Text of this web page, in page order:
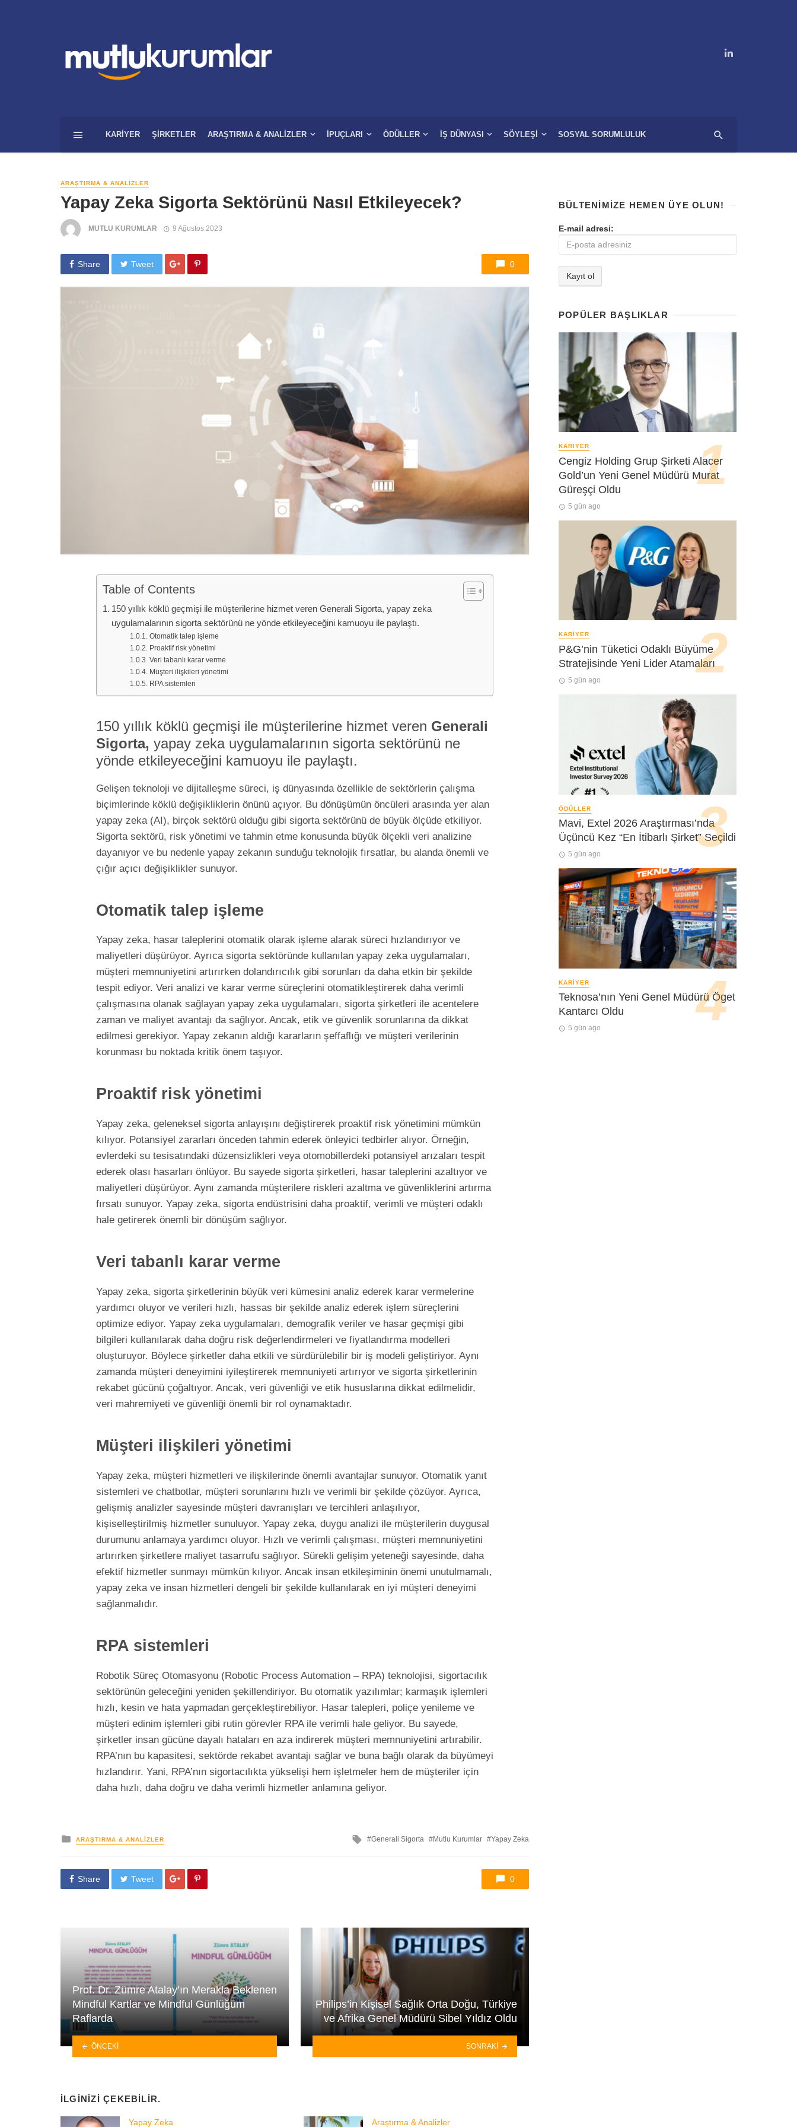
KARIYER ŞIRKETLER ARAŞTIRMA & ANALIZLER İPUÇLARI ÖDÜLLER İŞ DÜNYASI SÖYLEŞI SOSYAL SORUMLULUK
ARAŞTIRMA & ANALIZLER
Yapay Zeka Sigorta Sektörünü Nasıl Etkileyecek?
MUTLU KURUMLAR 9 Ağustos 2023
Share Tweet 0
Table of Contents
150 yıllık köklü geçmişi ile müşterilerine hizmet veren Generali Sigorta, yapay zeka
uygulamalarının sigorta sektörünü ne yönde etkileyeceğini kamuoyu ile paylaştı.
Otomatik talep işleme
Proaktif risk yönetimi
Veri tabanlı karar verme
Müşteri ilişkileri yönetimi
RPA sistemleri
150 yıllık köklü geçmişi ile müşterilerine hizmet veren Generali
Sigorta, yapay zeka uygulamalarının sigorta sektörünü ne
yönde etkileyeceğini kamuoyu ile paylaştı.
Gelişen teknoloji ve dijitalleşme süreci, iş dünyasında özellikle de sektörlerin çalışma
biçimlerinde köklü değişikliklerin önünü açıyor. Bu dönüşümün öncüleri arasında yer alan
yapay zeka (AI), birçok sektörü olduğu gibi sigorta sektörünü de büyük ölçüde etkiliyor.
Sigorta sektörü, risk yönetimi ve tahmin etme konusunda büyük ölçekli veri analizine
dayanıyor ve bu nedenle yapay zekanın sunduğu teknolojik fırsatlar, bu alanda önemli ve
çığır açıcı değişiklikler sunuyor.
Otomatik talep işleme
Yapay zeka, hasar taleplerini otomatik olarak işleme alarak süreci hızlandırıyor ve
maliyetleri düşürüyor. Ayrıca sigorta sektöründe kullanılan yapay zeka uygulamaları,
müşteri memnuniyetini artırırken dolandırıcılık gibi sorunları da daha etkin bir şekilde
tespit ediyor. Veri analizi ve karar verme süreçlerini otomatikleştirerek daha verimli
çalışmasına olanak sağlayan yapay zeka uygulamaları, sigorta şirketleri ile acentelere
zaman ve maliyet avantajı da sağlıyor. Ancak, etik ve güvenlik sorunlarına da dikkat
edilmesi gerekiyor. Yapay zekanın aldığı kararların şeffaflığı ve müşteri verilerinin
korunması bu noktada kritik önem taşıyor.
Proaktif risk yönetimi
Yapay zeka, geleneksel sigorta anlayışını değiştirerek proaktif risk yönetimini mümkün
kılıyor. Potansiyel zararları önceden tahmin ederek önleyici tedbirler alıyor. Örneğin,
evlerdeki su tesisatındaki düzensizlikleri veya otomobillerdeki potansiyel arızaları tespit
ederek olası hasarları önlüyor. Bu sayede sigorta şirketleri, hasar taleplerini azaltıyor ve
maliyetleri düşürüyor. Aynı zamanda müşterilere riskleri azaltma ve güvenliklerini artırma
fırsatı sunuyor. Yapay zeka, sigorta endüstrisini daha proaktif, verimli ve müşteri odaklı
hale getirerek önemli bir dönüşüm sağlıyor.
Veri tabanlı karar verme
Yapay zeka, sigorta şirketlerinin büyük veri kümesini analiz ederek karar vermelerine
yardımcı oluyor ve verileri hızlı, hassas bir şekilde analiz ederek işlem süreçlerini
optimize ediyor. Yapay zeka uygulamaları, demografik veriler ve hasar geçmişi gibi
bilgileri kullanılarak daha doğru risk değerlendirmeleri ve fiyatlandırma modelleri
oluşturuyor. Böylece şirketler daha etkili ve sürdürülebilir bir iş modeli geliştiriyor. Aynı
zamanda müşteri deneyimini iyileştirerek memnuniyeti artırıyor ve sigorta şirketlerinin
rekabet gücünü çoğaltıyor. Ancak, veri güvenliği ve etik hususlarına dikkat edilmelidir,
veri mahremiyeti ve güvenliği önemli bir rol oynamaktadır.
Müşteri ilişkileri yönetimi
Yapay zeka, müşteri hizmetleri ve ilişkilerinde önemli avantajlar sunuyor. Otomatik yanıt
sistemleri ve chatbotlar, müşteri sorunlarını hızlı ve verimli bir şekilde çözüyor. Ayrıca,
gelişmiş analizler sayesinde müşteri davranışları ve tercihleri anlaşılıyor,
kişiselleştirilmiş hizmetler sunuluyor. Yapay zeka, duygu analizi ile müşterilerin duygusal
durumunu anlamaya yardımcı oluyor. Hızlı ve verimli çalışması, müşteri memnuniyetini
artırırken şirketlere maliyet tasarrufu sağlıyor. Sürekli gelişim yeteneği sayesinde, daha
efektif hizmetler sunmayı mümkün kılıyor. Ancak insan etkileşiminin önemi unutulmamalı,
yapay zeka ve insan hizmetleri dengeli bir şekilde kullanılarak en iyi müşteri deneyimi
sağlanmalıdır.
RPA sistemleri
Robotik Süreç Otomasyonu (Robotic Process Automation – RPA) teknolojisi, sigortacılık
sektörünün geleceğini yeniden şekillendiriyor. Bu otomatik yazılımlar; karmaşık işlemleri
hızlı, kesin ve hata yapmadan gerçekleştirebiliyor. Hasar talepleri, poliçe yenileme ve
müşteri edinim işlemleri gibi rutin görevler RPA ile verimli hale geliyor. Bu sayede,
şirketler insan gücüne dayalı hataları en aza indirerek müşteri memnuniyetini artırabilir.
RPA’nın bu kapasitesi, sektörde rekabet avantajı sağlar ve buna bağlı olarak da büyümeyi
hızlandırır. Yani, RPA’nın sigortacılıkta yükselişi hem işletmeler hem de müşteriler için
daha hızlı, daha doğru ve daha verimli hizmetler anlamına geliyor.
yayınlanan
ARAŞTIRMA & ANALIZLER
ileGenerali Sigorta Mutlu Kurumlar Yapay Zeka
Share Tweet 0
Prof. Dr. Zümre Atalay’ın Merakla Beklenen
Mindful Kartlar ve Mindful Günlüğüm
Raflarda
ÖNCEKI
Philips’in Kişisel Sağlık Orta Doğu, Türkiye
ve Afrika Genel Müdürü Sibel Yıldız Oldu
SONRAKI
İLGINIZI ÇEKEBILIR.
Yapay Zeka Araştırma & Analizler
BÜLTENIMIZE HEMEN ÜYE OLUN!
E-mail adresi:
POPÜLER BAŞLIKLAR
KARIYER
Cengiz Holding Grup Şirketi Alacer
Gold’un Yeni Genel Müdürü Murat
Güreşçi Oldu
5 gün ago
KARIYER
P&G’nin Tüketici Odaklı Büyüme
Stratejisinde Yeni Lider Atamaları
5 gün ago
ÖDÜLLER
Mavi, Extel 2026 Araştırması’nda
Üçüncü Kez “En İtibarlı Şirket” Seçildi
5 gün ago
KARIYER
Teknosa’nın Yeni Genel Müdürü Öget
Kantarcı Oldu
5 gün ago